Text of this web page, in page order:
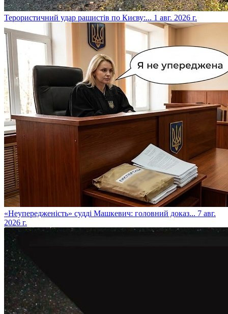
​Терористичний удар рашистів по Києву:... 1 авг. 2026 г.
​«Неупередженість» судді Машкевич: головний доказ... 7 авг.
2026 г.